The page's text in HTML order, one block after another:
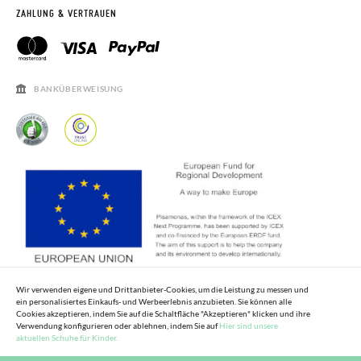
PISAMONAS CLUB
RECHTSHINWEISE
SALE
RETOURE BEANTRAGEN
KONTAKT
ÖFFNUNGSZEITEN
HÄUFIGKEIT DER BEANTWORTUNG VON FRAGEN
ZAHLUNG & VERTRAUEN
BANKÜBERWEISUNG
Wir verwenden eigene und Drittanbieter-Cookies, um die Leistung zu messen und
ein personalisiertes Einkaufs- und Werbeerlebnis anzubieten. Sie können alle
Cookies akzeptieren, indem Sie auf die Schaltfläche "Akzeptieren" klicken und ihre
Verwendung konfigurieren oder ablehnen, indem Sie aufHier sind unsere
aktuellen Schuhe für Kinder.